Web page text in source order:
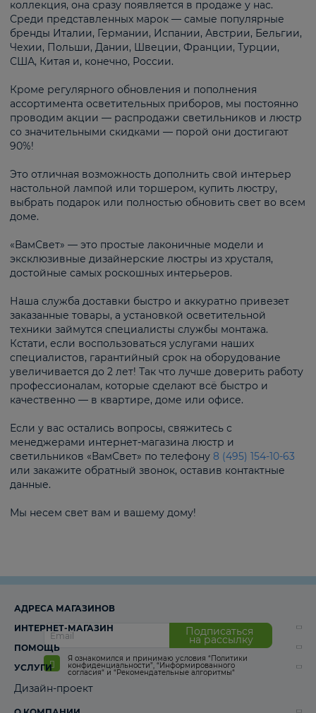
коллекция, она сразу появляется в продаже у нас.
Среди представленных марок — самые популярные
бренды Италии, Германии, Испании, Австрии, Бельгии,
Чехии, Польши, Дании, Швеции, Франции, Турции,
США, Китая и, конечно, России.
Кроме регулярного обновления и пополнения
ассортимента осветительных приборов, мы постоянно
проводим акции — распродажи светильников и люстр
со значительными скидками — порой они достигают
90%!
Это отличная возможность дополнить свой интерьер
настольной лампой или торшером, купить люстру,
выбрать подарок или полностью обновить свет во всем
доме.
«ВамСвет» — это простые лаконичные модели и
эксклюзивные дизайнерские люстры из хрусталя,
достойные самых роскошных интерьеров.
Наша служба доставки быстро и аккуратно привезет
заказанные товары, а установкой осветительной
техники займутся специалисты службы монтажа.
Кстати, если воспользоваться услугами наших
специалистов, гарантийный срок на оборудование
увеличивается до 2 лет! Так что лучше доверить работу
профессионалам, которые сделают всё быстро и
качественно — в квартире, доме или офисе.
Если у вас остались вопросы, свяжитесь с
менеджерами интернет-магазина люстр и
светильников «ВамСвет» по телефону 8 (495) 154-10-63
или закажите обратный звонок, оставив контактные
данные.
Мы несем свет вам и вашему дому!
Подписаться
на рассылку
Я ознакомился и принимаю условия “Политики
конфиденциальности”, “Информированного
согласия“ и “Рекомендательные алгоритмы“
АДРЕСА МАГАЗИНОВ
ИНТЕРНЕТ-МАГАЗИН
ПОМОЩЬ
УСЛУГИ
Дизайн-проект